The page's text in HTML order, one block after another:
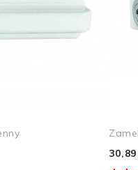
30,89